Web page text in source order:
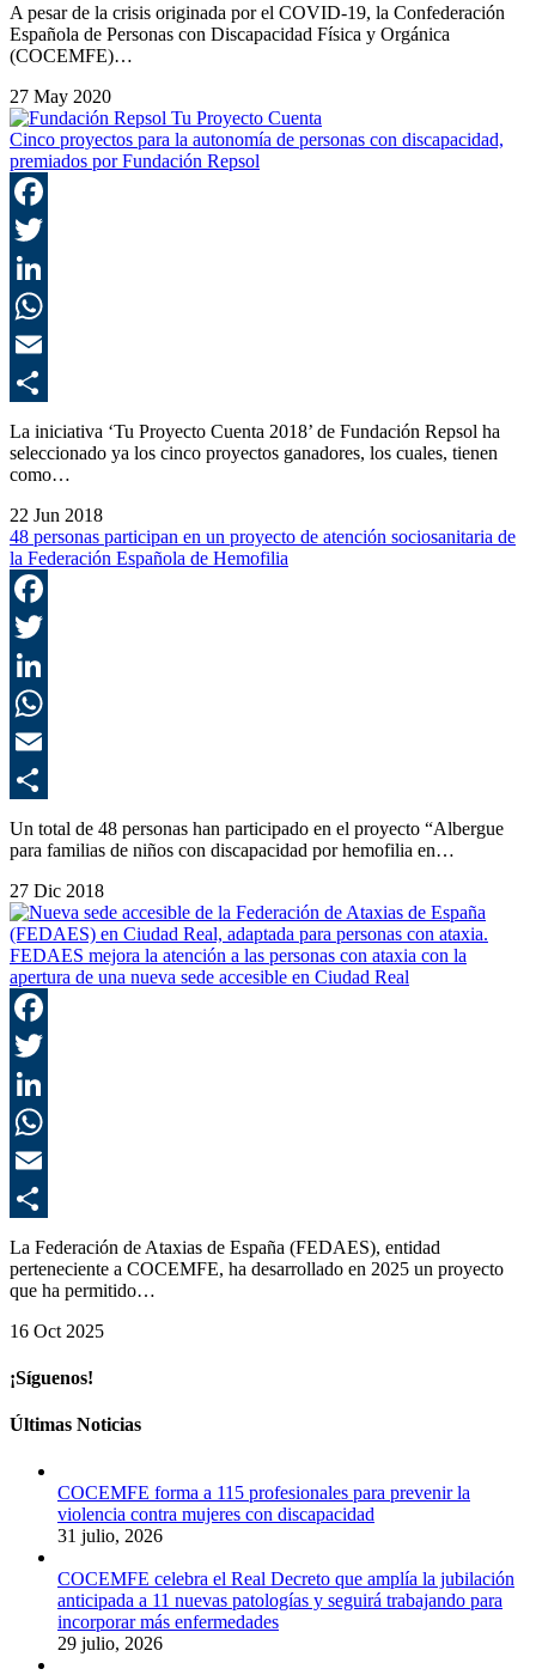
A pesar de la crisis originada por el COVID-19, la Confederación
Española de Personas con Discapacidad Física y Orgánica
(COCEMFE)…
27 May 2020
Cinco proyectos para la autonomía de personas con discapacidad,
premiados por Fundación Repsol
La iniciativa ‘Tu Proyecto Cuenta 2018’ de Fundación Repsol ha
seleccionado ya los cinco proyectos ganadores, los cuales, tienen
como…
22 Jun 2018
48 personas participan en un proyecto de atención sociosanitaria de
la Federación Española de Hemofilia
Un total de 48 personas han participado en el proyecto “Albergue
para familias de niños con discapacidad por hemofilia en…
27 Dic 2018
FEDAES mejora la atención a las personas con ataxia con la
apertura de una nueva sede accesible en Ciudad Real
La Federación de Ataxias de España (FEDAES), entidad
perteneciente a COCEMFE, ha desarrollado en 2025 un proyecto
que ha permitido…
16 Oct 2025
¡Síguenos!
Últimas Noticias
COCEMFE forma a 115 profesionales para prevenir la
violencia contra mujeres con discapacidad
31 julio, 2026
COCEMFE celebra el Real Decreto que amplía la jubilación
anticipada a 11 nuevas patologías y seguirá trabajando para
incorporar más enfermedades
29 julio, 2026